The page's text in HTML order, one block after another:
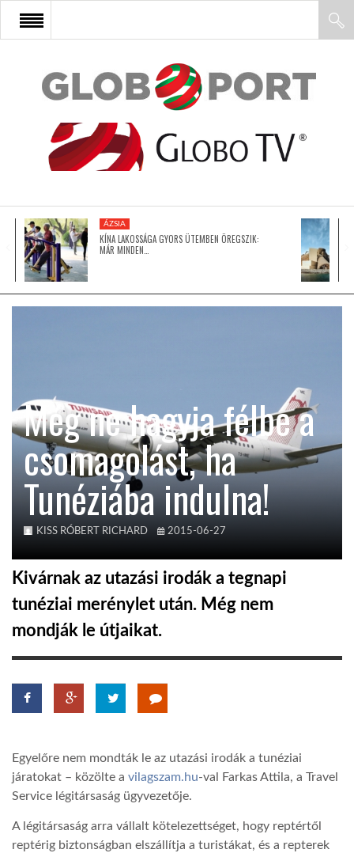
FŐOLDAL
AFRIKA
ÁZSIA
AUSZTRÁLIA
A VILÁG ITTHON
GLOBOTV BP
HÍR3D
GLOBOTV
AFRIKA TUDÁSTÁR
ÁZSIA
KÍNA LAKOSSÁGA GYORS ÜTEMBEN ÖREGSZIK:
MÁR MINDEN…
Még ne hagyja félbe a
csomagolást, ha
Tunéziába indulna!
KISS RÓBERT RICHARD 2015-06-27
Kivárnak az utazási irodák a tegnapi
tunéziai merénylet után. Még nem
mondják le útjaikat.
Egyelőre nem mondták le az utazási irodák a tunéziai
járatokat – közölte a vilagszam.hu-val Farkas Attila, a Travel
Service légitársaság ügyvezetője.
A légitársaság arra vállalt kötelezettséget, hogy reptértől
reptérig biztonságban elszállítja a turistákat, és a repterek